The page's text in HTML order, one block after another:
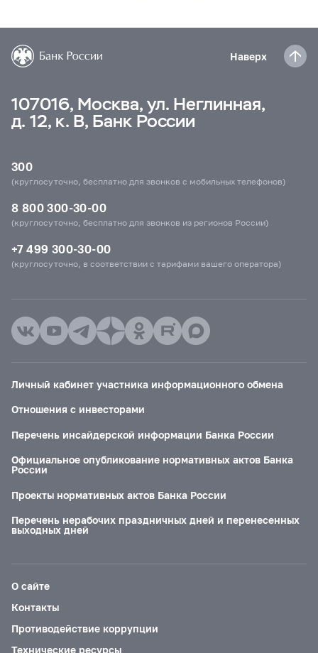
Наверх
107016, Москва, ул. Неглинная,
д. 12, к. В, Банк России
300
(круглосуточно, бесплатно для звонков с мобильных телефонов)
8 800 300-30-00
(круглосуточно, бесплатно для звонков из регионов России)
+7 499 300-30-00
(круглосуточно, в соответствии с тарифами вашего оператора)
Личный кабинет участника информационного обмена
Отношения с инвесторами
Перечень инсайдерской информации Банка России
Официальное опубликование нормативных актов Банка
России
Проекты нормативных актов Банка России
Перечень нерабочих праздничных дней и перенесенных
выходных дней
О сайте
Контакты
Противодействие коррупции
Технические ресурсы